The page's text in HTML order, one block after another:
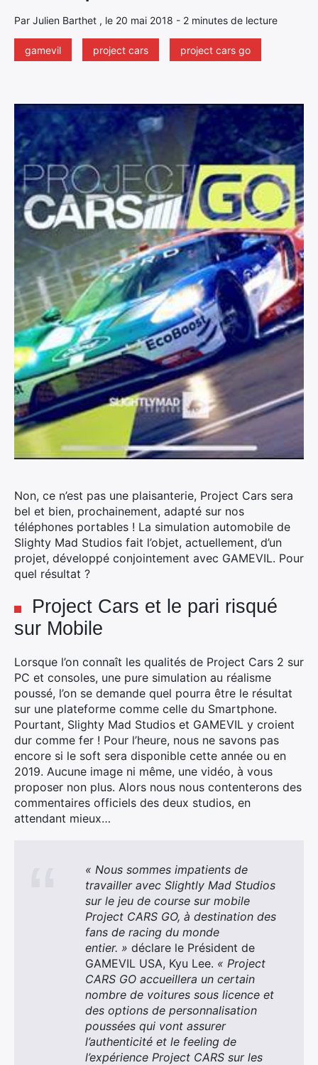
Par Julien Barthet , le 20 mai 2018 - 2 minutes de lecture
gamevil project cars project cars go
Non, ce n’est pas une plaisanterie, Project Cars sera
bel et bien, prochainement, adapté sur nos
téléphones portables ! La simulation automobile de
Slighty Mad Studios fait l’objet, actuellement, d’un
projet, développé conjointement avec GAMEVIL. Pour
quel résultat ?
Project Cars et le pari risqué
sur Mobile
Lorsque l’on connaît les qualités de Project Cars 2 sur
PC et consoles, une pure simulation au réalisme
poussé, l’on se demande quel pourra être le résultat
sur une plateforme comme celle du Smartphone.
Pourtant, Slighty Mad Studios et GAMEVIL y croient
dur comme fer ! Pour l’heure, nous ne savons pas
encore si le soft sera disponible cette année ou en
2019. Aucune image ni même, une vidéo, à vous
proposer non plus. Alors nous nous contenterons des
commentaires officiels des deux studios, en
attendant mieux…
« Nous sommes impatients de
travailler avec Slightly Mad Studios
sur le jeu de course sur mobile
Project CARS GO, à destination des
fans de racing du monde
entier. » déclare le Président de
GAMEVIL USA, Kyu Lee. « Project
CARS GO accueillera un certain
nombre de voitures sous licence et
des options de personnalisation
poussées qui vont assurer
l’authenticité et le feeling de
l’expérience Project CARS sur les